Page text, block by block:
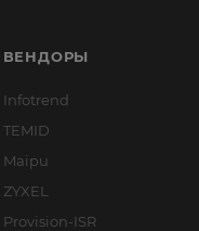
ВЕНДОРЫ
Infotrend
TEMID
Maipu
ZYXEL
Provision-ISR